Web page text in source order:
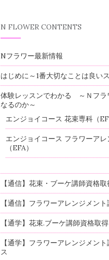
N FLOWER CONTENTS
Nフラワー最新情報
はじめに～1番大切なことは良い
体験レッスンでわかる ～Ｎフラ
なるのか～
エンジョイコース 花束専科（
エンジョイコース フラワーア
（EFA）
【通信】花束・ブーケ講師資格
【通信】フラワーアレンジメン
【通学】花束.ブーケ講師資格取
【通学】フラワーアレンジメン
ス